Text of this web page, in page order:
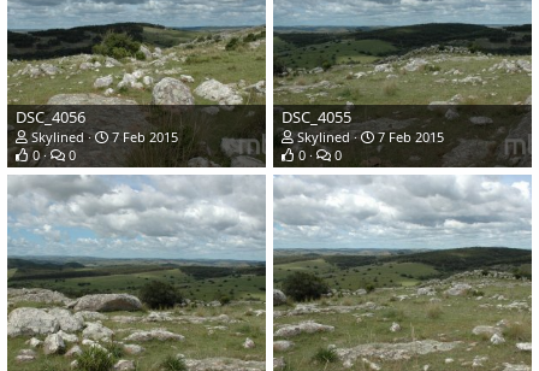
DSC_4056
Skylined
7 Feb 2015
0
0
DSC_4055
Skylined
7 Feb 2015
0
0